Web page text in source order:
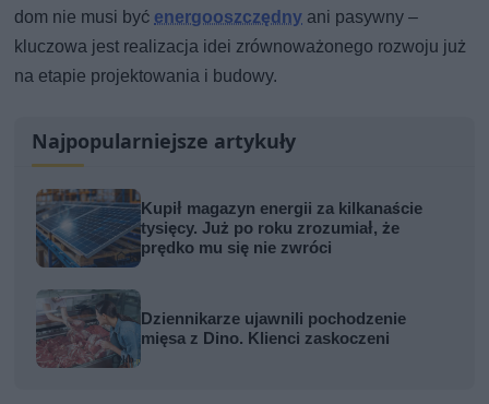
dom nie musi być energooszczędny ani pasywny –
kluczowa jest realizacja idei zrównoważonego rozwoju już
na etapie projektowania i budowy.
Najpopularniejsze artykuły
Kupił magazyn energii za kilkanaście
tysięcy. Już po roku zrozumiał, że
prędko mu się nie zwróci
Dziennikarze ujawnili pochodzenie
mięsa z Dino. Klienci zaskoczeni